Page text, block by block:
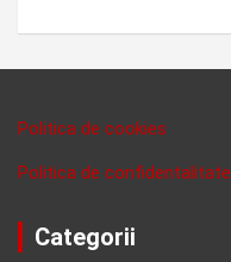
Politica de cookies
Politica de confidentalitate
Categorii